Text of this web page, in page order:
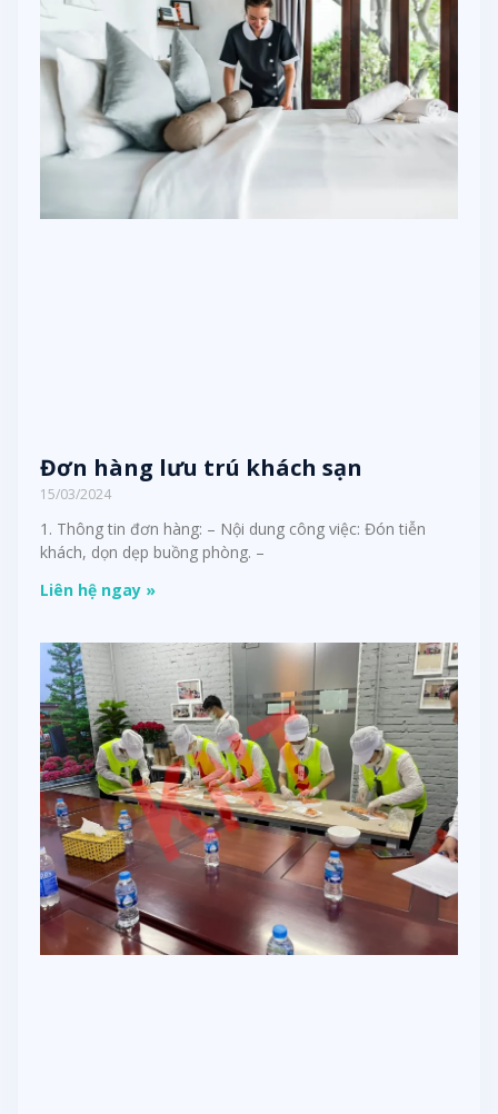
Đơn hàng lưu trú khách sạn
15/03/2024
1. Thông tin đơn hàng: – Nội dung công việc: Đón tiễn
khách, dọn dẹp buồng phòng. –
Liên hệ ngay »